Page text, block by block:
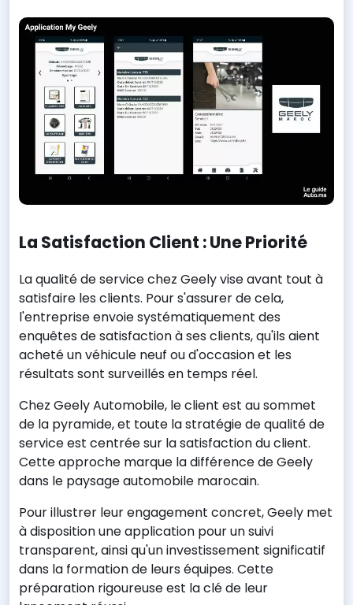
La Satisfaction Client : Une Priorité
La qualité de service chez Geely vise avant tout à
satisfaire les clients. Pour s'assurer de cela,
l'entreprise envoie systématiquement des
enquêtes de satisfaction à ses clients, qu'ils aient
acheté un véhicule neuf ou d'occasion et les
résultats sont surveillés en temps réel.
Chez Geely Automobile, le client est au sommet
de la pyramide, et toute la stratégie de qualité de
service est centrée sur la satisfaction du client.
Cette approche marque la différence de Geely
dans le paysage automobile marocain.
Pour illustrer leur engagement concret, Geely met
à disposition une application pour un suivi
transparent, ainsi qu'un investissement significatif
dans la formation de leurs équipes. Cette
préparation rigoureuse est la clé de leur